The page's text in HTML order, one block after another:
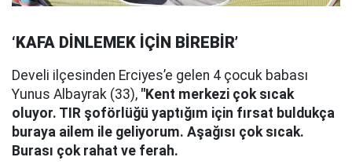
‘KAFA DİNLEMEK İÇİN BİREBİR’
Develi ilçesinden Erciyes’e gelen 4 çocuk babası
Yunus Albayrak (33), "Kent merkezi çok sıcak
oluyor. TIR şoförlüğü yaptığım için fırsat buldukça
buraya ailem ile geliyorum. Aşağısı çok sıcak.
Burası çok rahat ve ferah.